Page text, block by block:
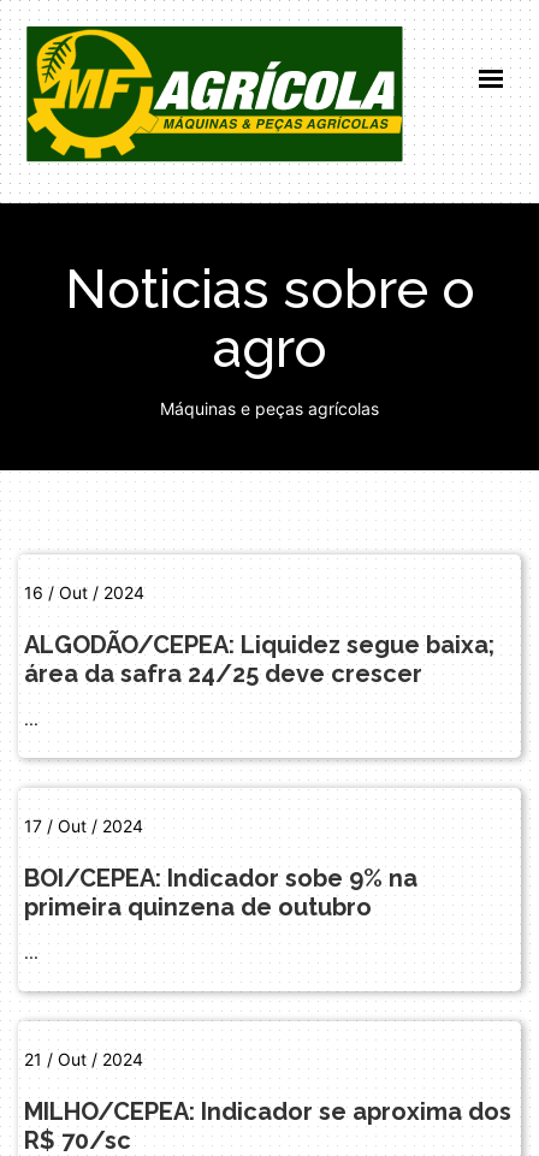
HOME
PRODUTOS
(66) 99671-0101
Noticias sobre o
agro
Máquinas e peças agrícolas
16 / Out / 2024
ALGODÃO/CEPEA: Liquidez segue baixa;
área da safra 24/25 deve crescer
...
17 / Out / 2024
BOI/CEPEA: Indicador sobe 9% na
primeira quinzena de outubro
...
21 / Out / 2024
MILHO/CEPEA: Indicador se aproxima dos
R$ 70/sc